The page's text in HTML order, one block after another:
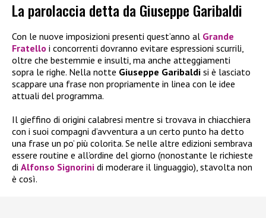
La parolaccia detta da Giuseppe Garibaldi
Con le nuove imposizioni presenti quest’anno al Grande
Fratello i concorrenti dovranno evitare espressioni scurrili,
oltre che bestemmie e insulti, ma anche atteggiamenti
sopra le righe. Nella notte Giuseppe Garibaldi si è lasciato
scappare una frase non propriamente in linea con le idee
attuali del programma.
Il gieffino di origini calabresi mentre si trovava in chiacchiera
con i suoi compagni d’avventura a un certo punto ha detto
una frase un po’ più colorita. Se nelle altre edizioni sembrava
essere routine e all’ordine del giorno (nonostante le richieste
di Alfonso Signorini di moderare il linguaggio), stavolta non
è così.